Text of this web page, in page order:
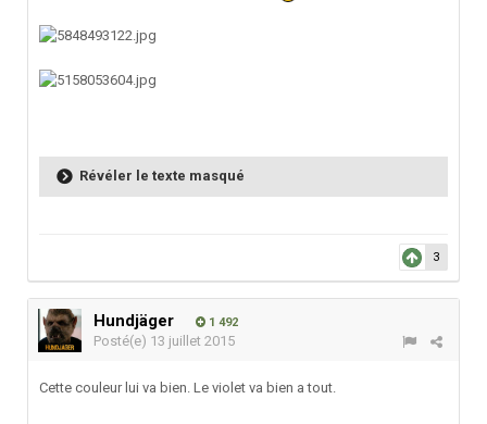
Révéler le texte masqué
3
Hundjäger 1 492
Posté(e) 13 juillet 2015
Cette couleur lui va bien. Le violet va bien a tout.